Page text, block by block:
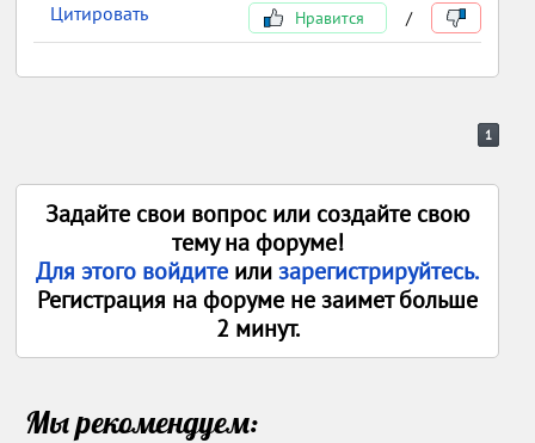
Цитировать
Нравится /
1
Задайте свои вопрос или создайте свою
тему на форуме!
Для этого войдите илизарегистрируйтесь.
Регистрация на форуме не заимет больше
2 минут.
Мы рекомендуем: